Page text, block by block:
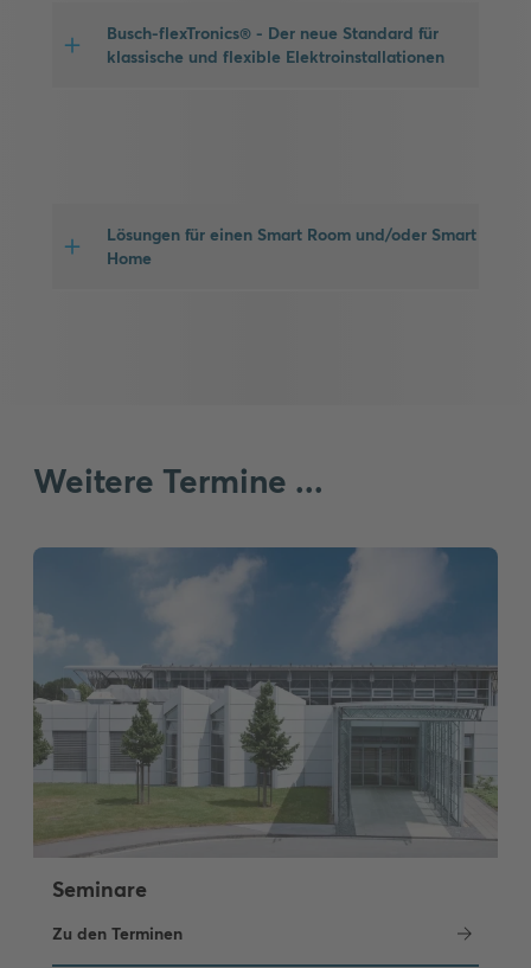
Busch-flexTronics® - Der neue Standard für
klassische und flexible Elektroinstallationen
Lösungen für einen Smart Room und/oder Smart
Home
Weitere Termine ...
Seminare
Zu den Terminen